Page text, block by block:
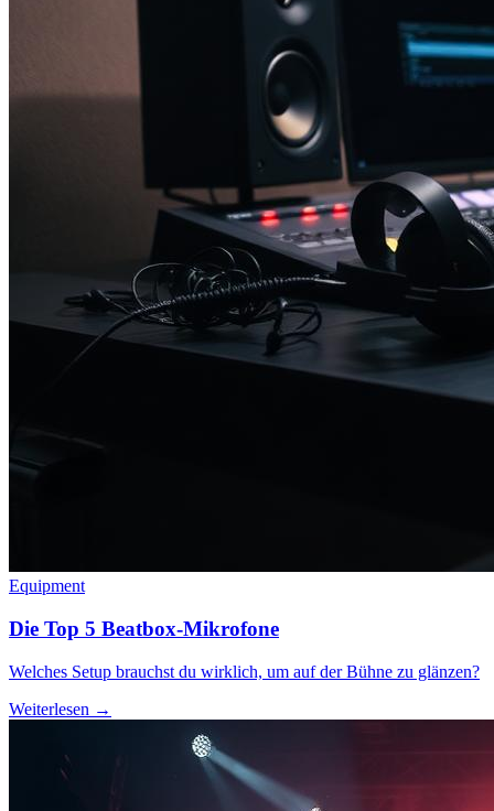
Equipment
Die Top 5 Beatbox-Mikrofone
Welches Setup brauchst du wirklich, um auf der Bühne zu glänzen?
Weiterlesen →